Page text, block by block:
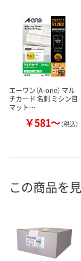
エーワン（A-one） マル
チカード 名刺 ミシン目
マット…
￥581～（税込）
この商品を